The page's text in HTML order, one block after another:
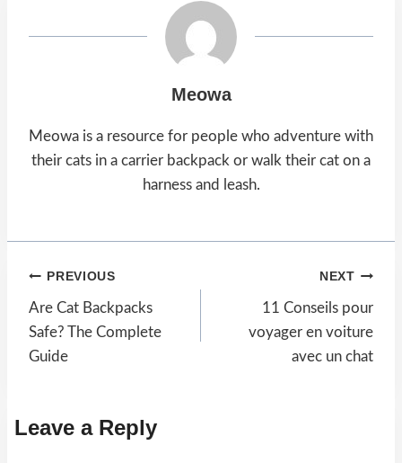
Meowa
Meowa is a resource for people who adventure with
their cats in a carrier backpack or walk their cat on a
harness and leash.
Post
navigation
PREVIOUS
Are Cat Backpacks
Safe? The Complete
Guide
NEXT
11 Conseils pour
voyager en voiture
avec un chat
Leave a Reply